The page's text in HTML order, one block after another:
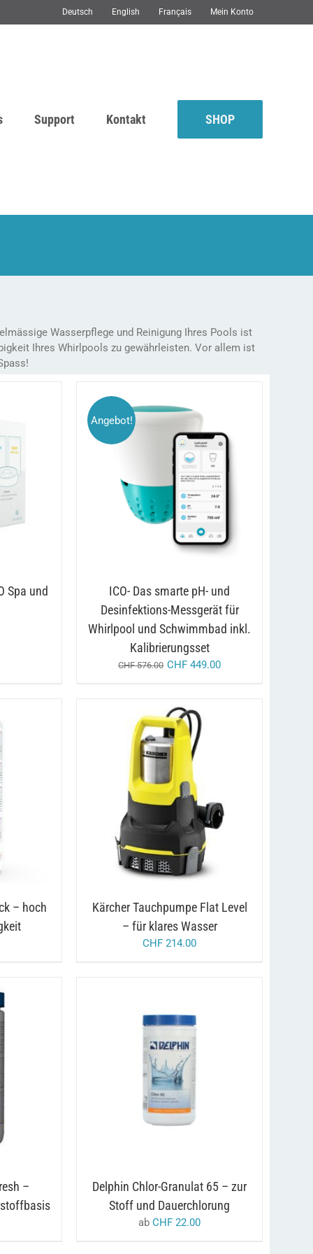
Deutsch English Français Mein Konto
Support Kontakt SHOP
Wasserpflege und Reinigung Ihres Pools ist
Ihres Whirlpools zu gewährleisten. Vor allem ist
DETAILS
Spa und
Angebot!
AUSFÜHRUNG WÄHLEN
DIESES
PRODUKT
WEIST
MEHRERE
VARIANTEN
AUF.
DIE
OPTIONEN
DER
PRODUKTSEITE
WERDEN
DETAILS
ICO- Das smarte pH- und
Desinfektions-Messgerät für
Whirlpool und Schwimmbad inkl.
Kalibrierungsset
CHF576.00 CHF 449.00
– hoch
IN DEN WARENKORB /
Kärcher Tauchpumpe Flat Level
– für klares Wasser
CHF 214.00
–
AUSFÜHRUNG WÄHLEN
DER
PRODUKTSEITE
GEWÄHLT
DETAILS
Delphin Chlor-Granulat 65 – zur
Stoff und Dauerchlorung
abCHF 22.00